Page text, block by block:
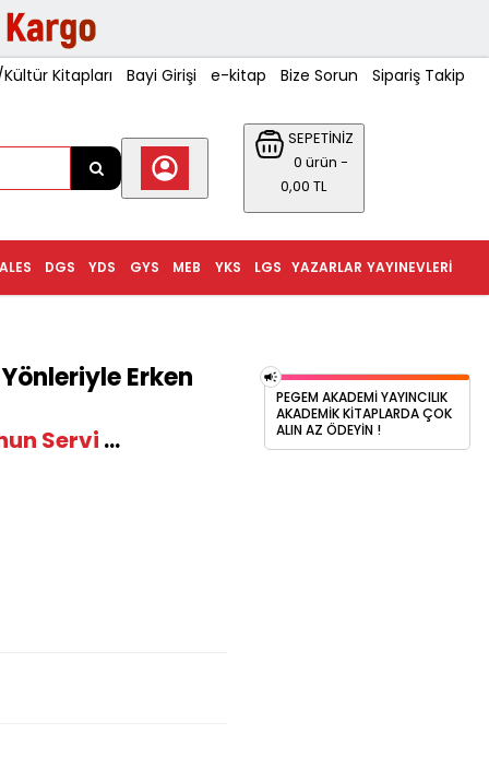
Kitapları Bayi Girişi e-kitap Bize Sorun Sipariş Takip
SEPETİNİZ
0 ürün -
0,00 TL
YAYINEVLERI
YAZARLAR
LGS
YKS
MEB
GYS
YDS
DGS
ALES
Erken
Servi ...
PEGEM AKADEMI YAYINCILIK
AKADEMIK KITAPLARDA ÇOK
ALIN AZ ÖDEYIN !